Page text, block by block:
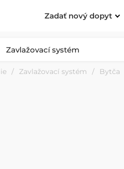
Zadať nový dopyt
Zavlažovací systém Bytča